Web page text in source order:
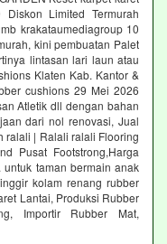
Limited Termurah
krakataumediagroup 10
kini pembuatan Palet
lintasan lari laun atau
Klaten Kab. Kantor &
cushions 29 Mei 2026
Atletik dll dengan bahan
dari nol renovasi, Jual
ralali | Ralali ralali Flooring
Pusat Footstrong,Harga
taman bermain anak
kolam renang rubber
Lantai, Produksi Rubber
Importir Rubber Mat,